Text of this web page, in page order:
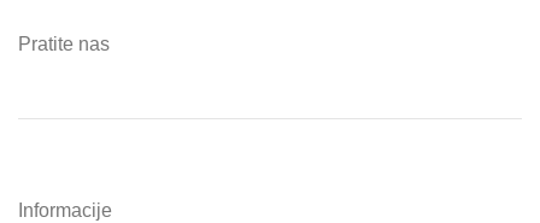
Pratite nas
Informacije